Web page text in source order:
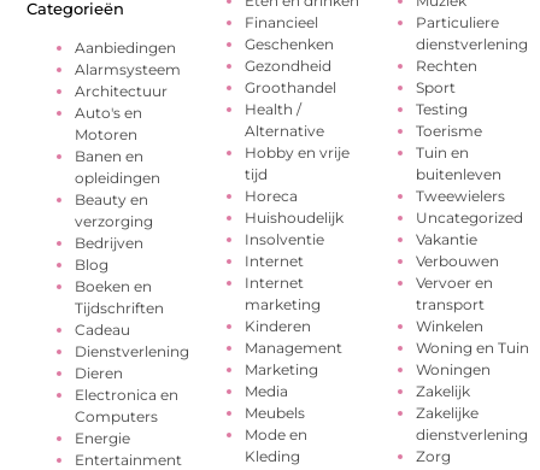
Categorieën
Aanbiedingen
Alarmsysteem
Architectuur
Auto's en
Motoren
Banen en
opleidingen
Beauty en
verzorging
Bedrijven
Blog
Boeken en
Tijdschriften
Cadeau
Dienstverlening
Dieren
Electronica en
Computers
Energie
Entertainment
Financieel
Geschenken
Gezondheid
Groothandel
Health /
Alternative
Hobby en vrije
tijd
Horeca
Huishoudelijk
Insolventie
Internet
Internet
marketing
Kinderen
Management
Marketing
Media
Meubels
Mode en
Kleding
Particuliere
dienstverlening
Rechten
Sport
Testing
Toerisme
Tuin en
buitenleven
Tweewielers
Uncategorized
Vakantie
Verbouwen
Vervoer en
transport
Winkelen
Woning en Tuin
Woningen
Zakelijk
Zakelijke
dienstverlening
Zorg